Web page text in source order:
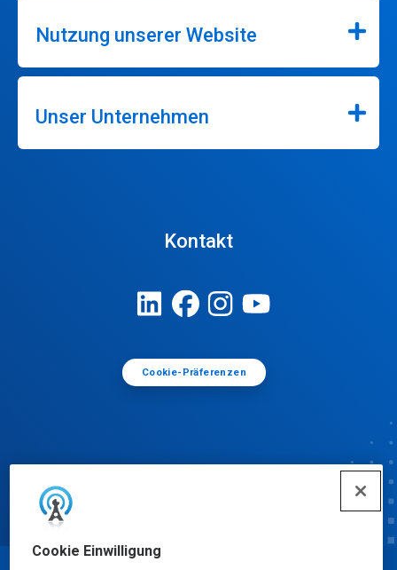
Cookie Einwilligung
Nutzung unserer Website
Unser Unternehmen
Kontakt
Cookie-Präferenzen